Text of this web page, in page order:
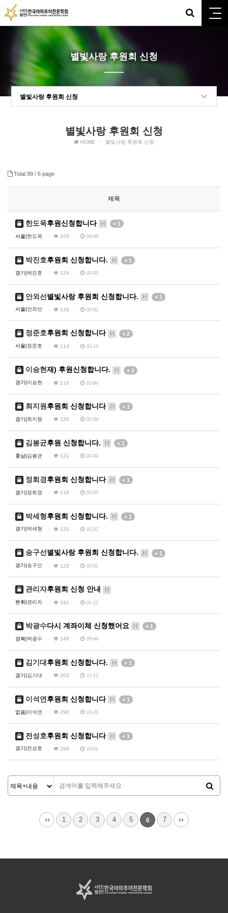
별빛사랑 후원회 신청
별빛사랑 후원회 신청
별빛사랑 후원회 신청
HOME 별빛사랑 후원회 신청
Total 99 / 6 page
제목
한도욱후원신청합니다 H + 1
서울|한도욱 106 04-09
박진호후원회 신청합니다. H + 1
경기|박진호 124 03-05
안외선 별빛사랑 후원회 신청합니다. H + 1
서울| 안외선 133 03-02
정준호후원회 신청합니다 H + 2
서울|정준호 114 02-15
이승현재) 후원신청합니다. H + 1
경기|이승현 116 02-04
최지원 후원회 신청합니다 H + 1
경기|최지원 120 02-04
김봉균후원 신청합니다. H + 1
충남|김봉균 121 02-04
정희경후원회 신청합니다 H + 1
경기|정희경 119 02-03
박세형후원회 신청합니다. H + 1
경기| 박세형 120 02-02
송구선별빛사랑 후원회 신청합니다. H + 1
경기|송구선 123 02-01
관리자후원회 신청 안내 H
본회|관리자 191 01-22
박광수다시 계좌이체 신청했어요 H + 1
경북|박광수 140 09-06
김기대 후원회 신청합니다. H + 1
경기|김기대 303 11-12
이석연 후원회 신청합니다 H + 1
없음|이석연 296 10-25
전성호후원회 신청합니다 H + 1
경기| 전성호 289 10-01
1 2 3 4 5 6 7